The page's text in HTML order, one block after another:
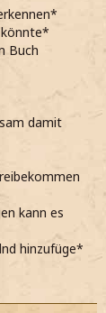
Buch
damit
kann es
hinzufüge*